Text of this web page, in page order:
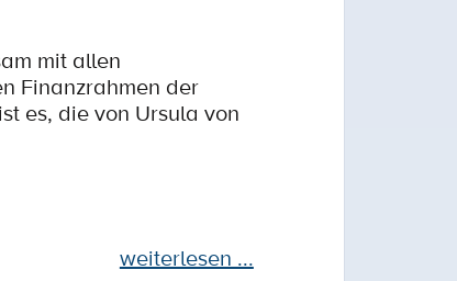
mit allen
Finanzrahmen der
es, die von Ursula von
weiterlesen ...